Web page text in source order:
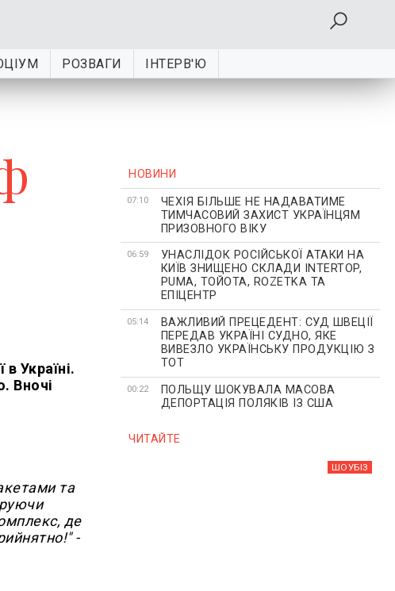
РОЗВАГИ ІНТЕРВ'Ю
Україні.
Вночі
та
де
-
НОВИНИ
07:10
ЧЕХІЯ БІЛЬШЕ НЕ НАДАВАТИМЕ
ТИМЧАСОВИЙ ЗАХИСТ УКРАЇНЦЯМ
ПРИЗОВНОГО ВІКУ
06:59
УНАСЛІДОК РОСІЙСЬКОЇ АТАКИ НА
КИЇВ ЗНИЩЕНО СКЛАДИ INTERTOP,
PUMA, ТОЙОТА, ROZETKA ТА
ЕПІЦЕНТР
05:14
ВАЖЛИВИЙ ПРЕЦЕДЕНТ: СУД ШВЕЦІЇ
ПЕРЕДАВ УКРАЇНІ СУДНО, ЯКЕ
ВИВЕЗЛО УКРАЇНСЬКУ ПРОДУКЦІЮ З
ТОТ
00:22
ПОЛЬЩУ ШОКУВАЛА МАСОВА
ДЕПОРТАЦІЯ ПОЛЯКІВ ІЗ США
ЧИТАЙТЕ
ШОУБIЗ